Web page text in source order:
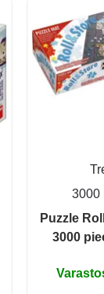
3000
Puzzle
3000